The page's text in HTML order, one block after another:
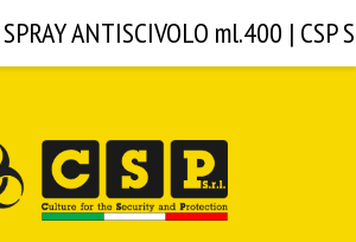
ANTISCIVOLO ml.400 | CSP